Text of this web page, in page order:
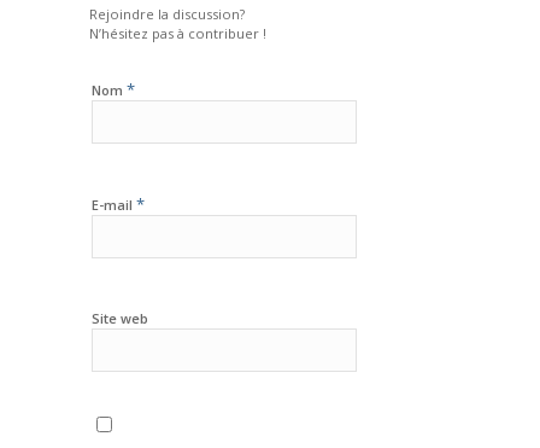
Rejoindre la discussion?
N’hésitez pas à contribuer !
Nom *
E-mail *
Site web